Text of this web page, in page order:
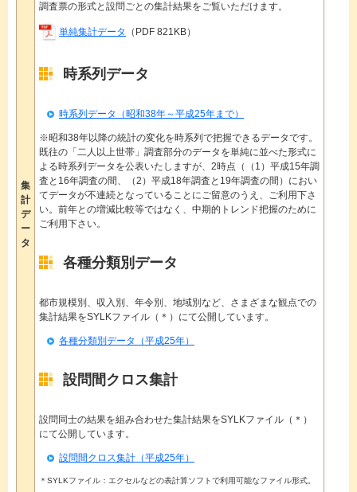
集
計
デ
ー
タ
調査票の形式と設問ごとの集計結果をご覧いただけます。
単純集計データ （PDF 821KB）
時系列データ
時系列データ（昭和38年～平成25年まで）
※昭和38年以降の統計の変化を時系列で把握できるデータです。
既往の「二人以上世帯」調査部分のデータを単純に並べた形式に
よる時系列データを公表いたしますが、2時点（（1）平成15年調
査と16年調査の間、（2）平成18年調査と19年調査の間）におい
てデータが不連続となっていることにご留意のうえ、ご利用下さ
い。前年との増減比較等ではなく、中期的トレンド把握のために
ご利用下さい。
各種分類別データ
都市規模別、収入別、年令別、地域別など、さまざまな観点での
集計結果をSYLKファイル（＊）にて公開しています。
各種分類別データ（平成25年）
設問間クロス集計
設問同士の結果を組み合わせた集計結果をSYLKファイル（＊）
にて公開しています。
設問間クロス集計（平成25年）
＊SYLKファイル：エクセルなどの表計算ソフトで利用可能なファイル形式。